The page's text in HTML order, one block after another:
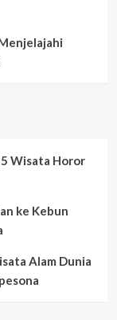
5 Wisata Horor
ke Kebun
Alam Dunia